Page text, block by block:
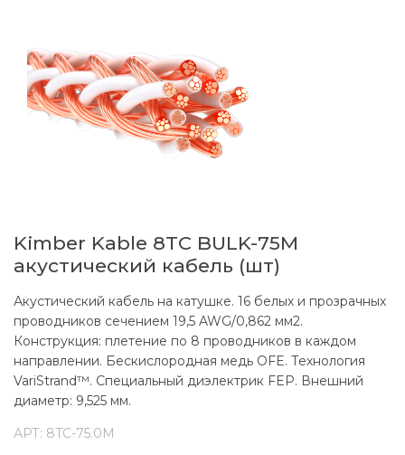
Kimber Kable 8TC BULK-75M
акустический кабель (шт)
Акустический кабель на катушке. 16 белых и прозрачных
проводников сечением 19,5 AWG/0,862 мм2.
Конструкция: плетение по 8 проводников в каждом
направлении. Бескислородная медь OFE. Технология
VariStrand™. Специальный диэлектрик FEP. Внешний
диаметр: 9,525 мм.
АРТ: 8TC-75.0M